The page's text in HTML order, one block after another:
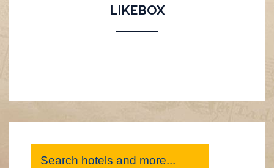
LIKEBOX
Search hotels and more...